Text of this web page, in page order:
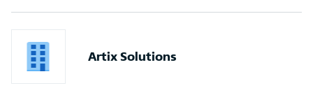
Artix Solutions